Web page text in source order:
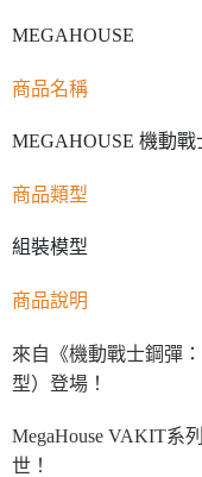
MEGAHOUSE
商品名稱
MEGAHOUSE 機動戰
商品類型
組裝模型
商品說明
來自《機動戰士鋼彈
型）登場！
MegaHouse VAKIT系
世！